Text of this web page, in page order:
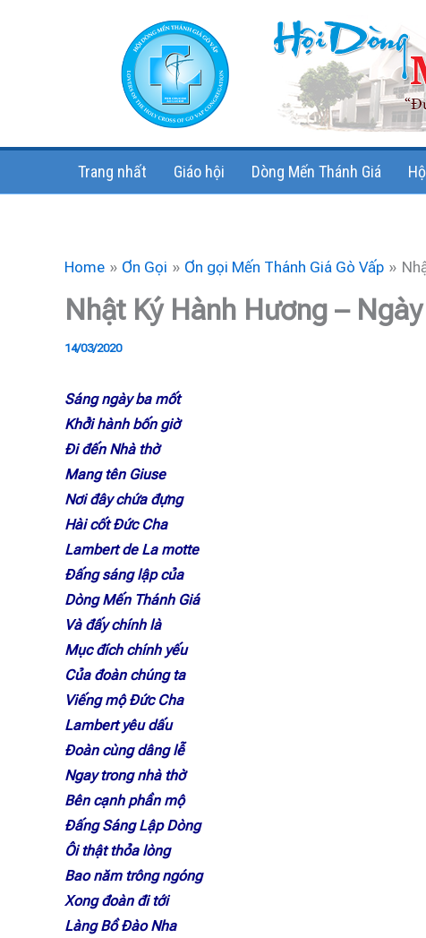
Trang nhất Giáo hội Dòng Mến Thánh Giá
Home Ơn Gọi Ơn gọi Mến Thánh Giá Gò Vấp
Nhật Ký Hành Hương –
14/03/2020
Sáng ngày ba mốt
Khởi hành bốn giờ
Đi đến Nhà thờ
Mang tên Giuse
Nơi đây chứa đựng
Hài cốt Đức Cha
Lambert de La motte
Đấng sáng lập của
Dòng Mến Thánh Giá
Và đấy chính là
Mục đích chính yếu
Của đoàn chúng ta
Viếng mộ Đức Cha
Lambert yêu dấu
Đoàn cùng dâng lễ
Ngay trong nhà thờ
Bên cạnh phần mộ
Đấng Sáng Lập Dòng
Ôi thật thỏa lòng
Bao năm trông ngóng
Xong đoàn đi tới
Làng Bồ Đào Nha